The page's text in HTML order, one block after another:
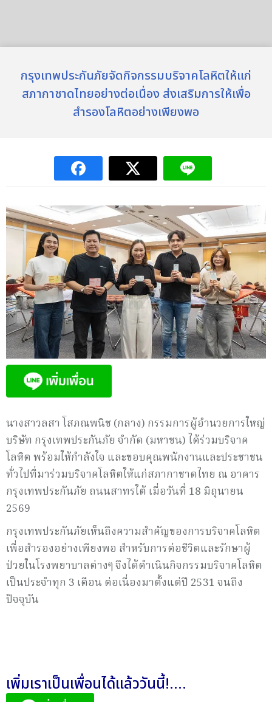
กรุงเทพประกันภัยจัดกิจกรรมบริจาคโลหิตให้แก่
สภากาชาดไทยอย่างต่อเนื่อง ส่งเสริมการให้เพื่อ
สำรองโลหิตอย่างเพียงพอ
นางสาวลสา โสภณพนิช (กลาง) กรรมการผู้อำนวยการใหญ่
บริษัท กรุงเทพประกันภัย จำกัด (มหาชน) ได้ร่วมบริจาค
โลหิต พร้อมให้กำลังใจ และขอบคุณพนักงานและประชาชน
ทั่วไปที่มาร่วมบริจาคโลหิตให้แก่สภากาชาดไทย ณ อาคาร
กรุงเทพประกันภัย ถนนสาทรใต้ เมื่อวันที่ 18 มิถุนายน
2569
กรุงเทพประกันภัยเห็นถึงความสำคัญของการบริจาคโลหิต
เพื่อสำรองอย่างเพียงพอ สำหรับการต่อชีวิตและรักษาผู้
ป่วยในโรงพยาบาลต่างๆ จึงได้ดำเนินกิจกรรมบริจาคโลหิต
เป็นประจำทุก 3 เดือน ต่อเนื่องมาตั้งแต่ปี 2531 จนถึง
ปัจจุบัน
เพิ่มเราเป็นเพื่อนได้แล้ววันนี้!....